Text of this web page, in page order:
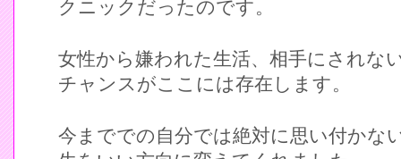
クニックだったのです。
女性から嫌われた生活、相手にされな
チャンスがここには存在します。
今まででの自分では絶対に思い付かな